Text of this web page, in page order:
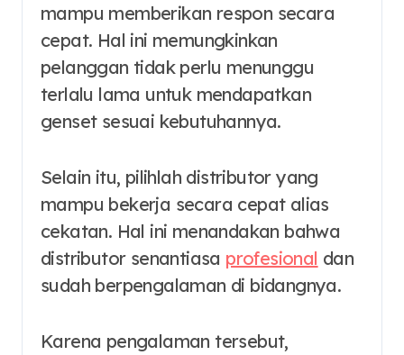
mampu memberikan respon secara
cepat. Hal ini memungkinkan
pelanggan tidak perlu menunggu
terlalu lama untuk mendapatkan
genset sesuai kebutuhannya.
Selain itu, pilihlah distributor yang
mampu bekerja secara cepat alias
cekatan. Hal ini menandakan bahwa
distributor senantiasa profesional dan
sudah berpengalaman di bidangnya.
Karena pengalaman tersebut,